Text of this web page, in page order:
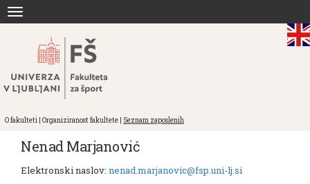
navigation
O fakulteti | Organiziranost fakultete | Seznam zaposlenih
Nenad Marjanović
Elektronski naslov: nenad.marjanovic@fsp.uni-lj.si